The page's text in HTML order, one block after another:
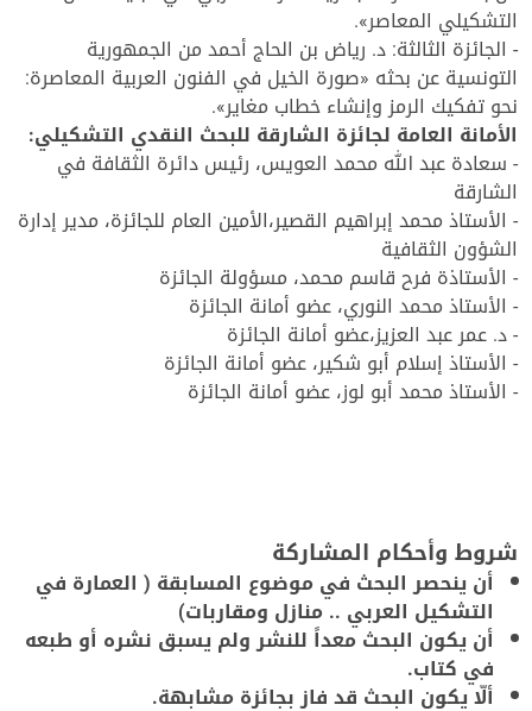
التشكيلي المعاصر».
- الجائزة الثالثة: د. رياض بن الحاج أحمد من الجمهورية
التونسية عن بحثه «صورة الخيل في الفنون العربية المعاصرة:
نحو تفكيك الرمز وإنشاء خطاب مغاير».
الأمانة العامة لجائزة الشارقة للبحث النقدي التشكيلي:
- سعادة عبد الله محمد العويس، رئيس دائرة الثقافة في
الشارقة
- الأستاذ محمد إبراهيم القصير،الأمين العام للجائزة، مدير إدارة
الشؤون الثقافية
- الأستاذة فرح قاسم محمد، مسؤولة الجائزة
- الأستاذ محمد النوري، عضو أمانة الجائزة
- د. عمر عبد العزيز،عضو أمانة الجائزة
- الأستاذ إسلام أبو شكير، عضو أمانة الجائزة
- الأستاذ محمد أبو لوز، عضو أمانة الجائزة
شروط وأحكام المشاركة
أن ينحصر البحث في موضوع المسابقة ( العمارة في
التشكيل العربي .. منازل ومقاربات)
أن يكون البحث معداً للنشر ولم يسبق نشره أو طبعه
في كتاب.
ألّا يكون البحث قد فاز بجائزة مشابهة.